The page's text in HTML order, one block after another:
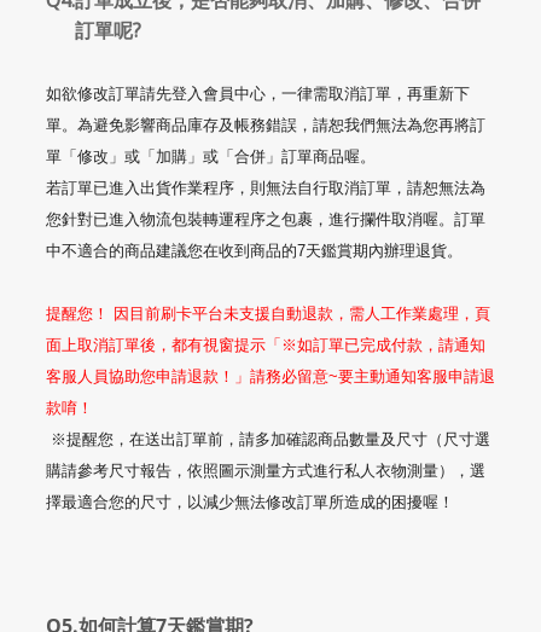
訂單呢?
如欲修改訂單請先登入會員中心，一律需取消訂單，再重新下
單。為避免影響商品庫存及帳務錯誤，請恕我們無法為您再將訂
單「修改」或「加購」或「合併」訂單商品喔。
若訂單已進入出貨作業程序，則無法自行取消訂單，請恕無法為
您針對已進入物流包裝轉運程序之包裹，進行攔件取消喔。訂單
中不適合的商品建議您在收到商品的7天鑑賞期內辦理退貨。
提醒您！ 因目前刷卡平台未支援自動退款，需人工作業處理，頁
面上取消訂單後，都有視窗提示「※如訂單已完成付款，請通知
客服人員協助您申請退款！」請務必留意~要主動通知客服申請退
款唷！
※提醒您，在送出訂單前，請多加確認商品數量及尺寸（尺寸選
購請參考尺寸報告，依照圖示測量方式進行私人衣物測量），選
擇最適合您的尺寸，以減少無法修改訂單所造成的困擾喔！
Q5.如何計算7天鑑賞期?